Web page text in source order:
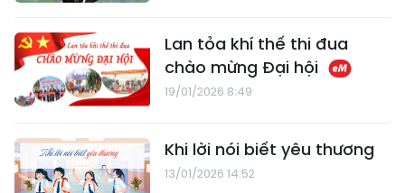
Lan tỏa khí thế thi đua
chào mừng Đại hội
19/01/2026 8:49
Khi lời nói biết yêu thương
13/01/2026 14:52